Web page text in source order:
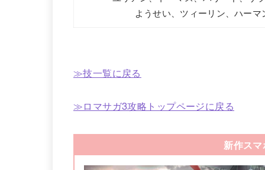
ようせい、ツィーリン、ハー
≫技一覧に戻る
≫ロマサガ3攻略トップページに戻る
新作ス